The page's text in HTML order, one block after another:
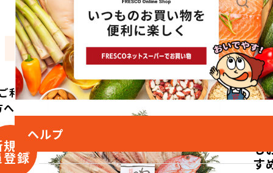
ヘルプ
おすすめ 特集 カテゴリー
利用
へ
会
登録
も
す